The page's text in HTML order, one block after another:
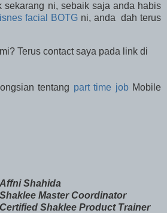
sekarang ni, sebaik saja anda habis
facial BOTG ni, anda dah terus
Terus contact saya pada link di
tentang part time jobMobile
Shahida
Master Coordinator
Shaklee Product Trainer